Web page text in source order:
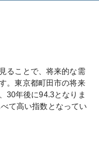
ることで、将来的な需
。東京都町田市の将来
30年後に94.3となりま
て高い指数となってい